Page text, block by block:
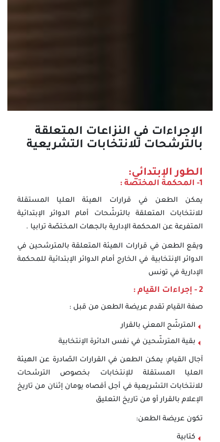
الإجراءات في النزاعات المتعلقة
بالترشحات للانتخابات التشريعية
الطور الإبتدائي:
1- المحكمة المختصة :
يمكن الطعن في قرارات الهيئة العليا المستقلة
للانتخابات المتعلقة بالترشّحات أمام الدوائر الإبتدائية
المتفرعة عن المحكمة الإدارية بالجهات المختصّة ترابيا .
ويقع الطعن في قرارات الهيئة المتعلقة بالمترشحين في
الدوائر الإنتخابية في الخارج أمام الدوائر الإبتدائية للمحكمة
الإدارية في تونس
2 - إجراءات القيام :
صفة القيام تقدم عريضة الطعن من قبل :
المترشّح المعني بالقرار
بقية المترشّحين في نفس الدائرة الإنتخابية
آجال القيام: يمكن الطعن في القرارات الصّادرة عن الهيئة
العليا المستقلة للإنتخابات بخصوص الترشحات
للانتخابات التشريعية في أجل أقصاه يومان إثنان من تاريخ
الإعلام بالقرار أو من تاريخ التعليق
تكون عريضة الطعن:
كتابية